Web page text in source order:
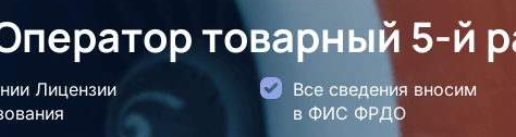
товарный 5-й
Лицензии
Все сведения вносим
в ФИС ФРДО